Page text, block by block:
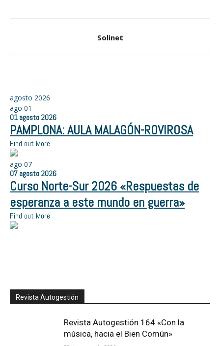
Solinet
agosto 2026
ago 01
01 agosto 2026
PAMPLONA: AULA MALAGÓN-ROVIROSA
Find out More
ago 07
07 agosto 2026
Curso Norte-Sur 2026 «Respuestas de
esperanza a este mundo en guerra»
Find out More
Revista Autogestión
Revista Autogestión 164 «Con la
música, hacia el Bien Común»